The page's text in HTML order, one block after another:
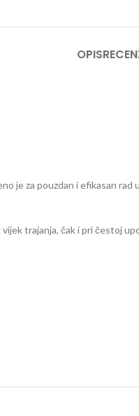
OPIS
je za pouzdan i efikasan
trajanja, čak i pri čestoj